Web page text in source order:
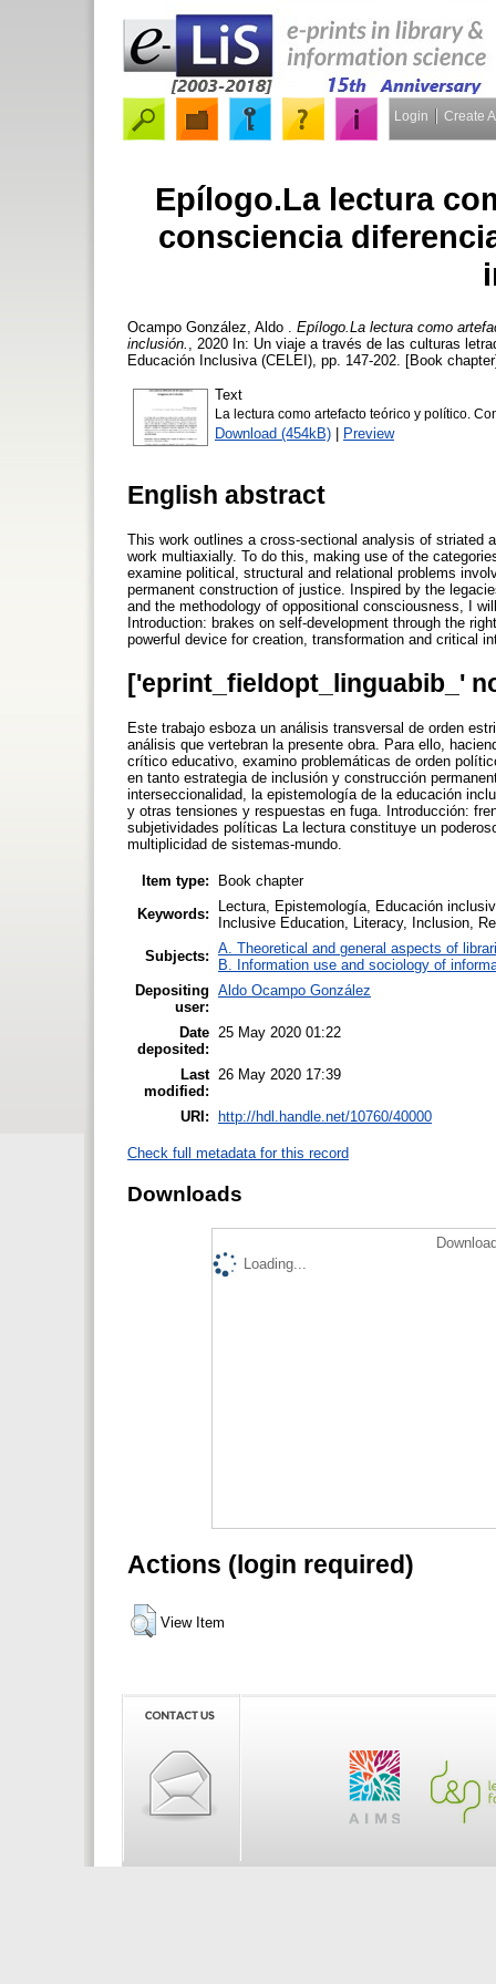
Login Create
Epílogo.La lectura
consciencia
Ocampo González, Aldo
Epílogo.La lectura como
inclusión.
, 2020 In: Un viaje a través de las culturas
Educación Inclusiva (CELEI), pp. 147-202. [Book
Text
La lectura como artefacto teórico y político.
Download (454kB) | Preview
English abstract
This work outlines a cross-sectional analysis of striated
work multiaxially. To do this, making use of the
examine political, structural and relational problems
permanent construction of justice. Inspired by the
and the methodology of oppositional consciousness, I
Introduction: brakes on self-development through the
powerful device for creation, transformation and critical
['eprint_fieldopt_linguabib_'
Este trabajo esboza un análisis transversal de orden
análisis que vertebran la presente obra. Para ello,
crítico educativo, examino problemáticas de orden
en tanto estrategia de inclusión y construcción
interseccionalidad, la epistemología de la educación
y otras tensiones y respuestas en fuga. Introducción:
subjetividades políticas La lectura constituye un
multiplicidad de sistemas-mundo.
Item type:
Book chapter
Keywords:
Lectura, Epistemología, Educación
Inclusive Education, Literacy, Inclusion,
Subjects: A. Theoretical and general aspects of
B. Information use and sociology of
Depositing
user:
Aldo Ocampo González
Date
deposited:
25 May 2020 01:22
Last
modified:
26 May 2020 17:39
URI: http://hdl.handle.net/10760/40000
Check full metadata for this record
Downloads
Loading...
Actions (login required)
View Item